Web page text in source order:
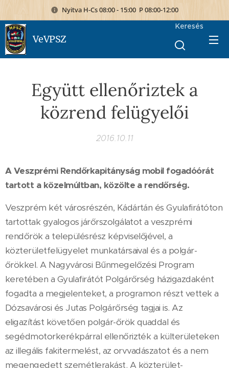
Nyitva H-Cs 08:00 - 15:00 P 08:00-12:00
VeVPSZ
Keresés
Együtt ellenőriztek a
közrend felügyelői
2016.10.11
A Veszprémi Rendőrkapitányság mobil fogadóórát
tartott a közelmúltban, közölte a rendőrség.
Veszprém két városrészén, Kádártán és Gyulafirátóton
tartottak gyalogos járőrszolgálatot a veszprémi
rendőrök a településrész képviselőjével, a
közterületfelügyelet munkatársaival és a polgár-
őrökkel. A Nagyvárosi Bűnmegelőzési Program
keretében a Gyulafirátót Polgárőrség házigazdaként
fogadta a megjelenteket, a programon részt vettek a
Dózsavárosi és Jutas Polgárőrség tagjai is. Az
eligazítást követően polgár-őrök quaddal és
segédmotorkerékpárral ellenőrizték a külterületeken
az illegális fakitermelést, az orvvadászatot és a nem
megengedett szemétlerakást. A közterület-